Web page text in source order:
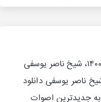
هیئت علی بن موسی الرضا علیه السلام، خرداد ۱۴۰۰، شیخ ناصر یوسفی
ناصر یوسفی دانلود